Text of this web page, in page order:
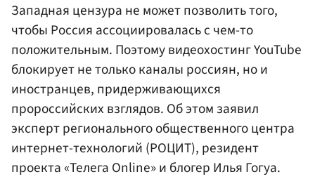
Западная цензура не может позволить того,
чтобы Россия ассоциировалась с чем-то
положительным. Поэтому видеохостинг YouTube
блокирует не только каналы россиян, но и
иностранцев, придерживающихся
пророссийских взглядов. Об этом заявил
эксперт регионального общественного центра
интернет-технологий (РОЦИТ), резидент
проекта «Телега Online» и блогер Илья Гогуа.